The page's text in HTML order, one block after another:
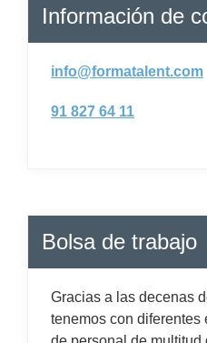
Información de
info@formatalent.com
91 827 64 11
Bolsa de trabajo
Gracias a las decenas
tenemos con diferentes